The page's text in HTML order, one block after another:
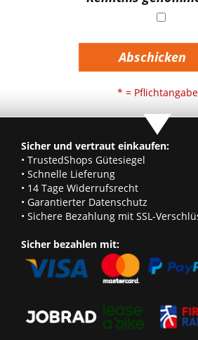
Abschicken
* = Pflichtangabe
Sicher und vertraut einkaufen:
• TrustedShops Gütesiegel
• Schnelle Lieferung
• 14 Tage Widerrufsrecht
• Garantierter Datenschutz
• Sichere Bezahlung mit SSL-
Sicher bezahlen mit: